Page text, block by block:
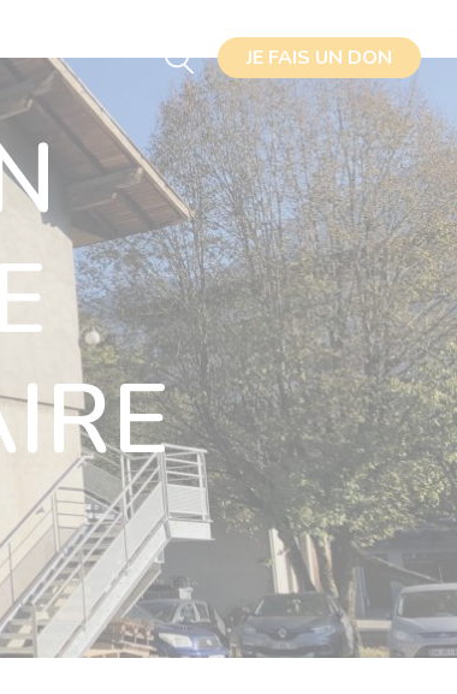
JE FAIS UN DON
JE FAIS UN DON J'ADHÈRE